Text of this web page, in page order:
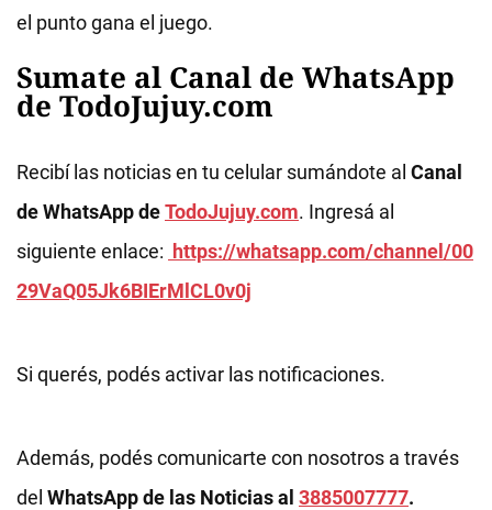
el punto gana el juego.
Sumate al Canal de WhatsApp
de TodoJujuy.com
Recibí las noticias en tu celular sumándote al Canal
de WhatsApp deTodoJujuy.com. Ingresá al
siguiente enlace: https://whatsapp.com/channel/00
29VaQ05Jk6BIErMlCL0v0j
Si querés, podés activar las notificaciones.
Además, podés comunicarte con nosotros a través
del WhatsApp de las Noticias al 3885007777.